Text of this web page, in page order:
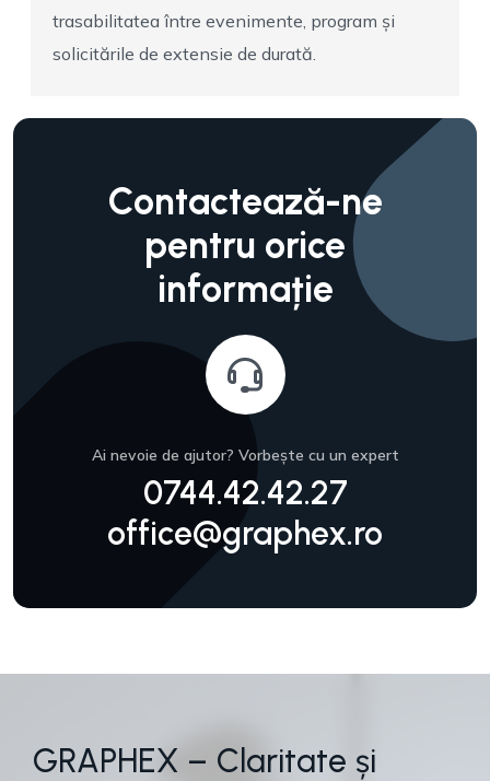
trasabilitatea între evenimente, program și
solicitările de extensie de durată.
Contactează-ne
pentru orice
informație
Ai nevoie de ajutor? Vorbește cu un expert
0744.42.42.27
office@graphex.ro
GRAPHEX – Claritate și